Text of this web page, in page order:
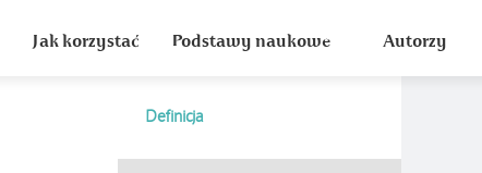
Jak korzystać Podstawy naukowe Autorzy
Definicja